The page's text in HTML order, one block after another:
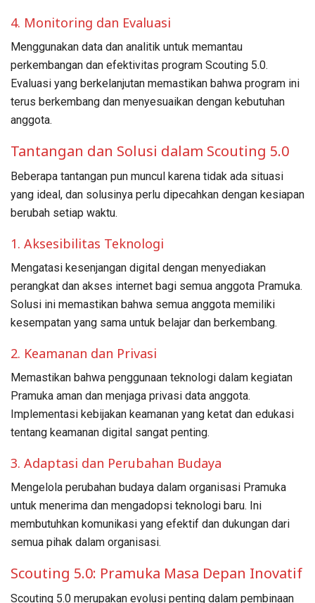
4. Monitoring dan Evaluasi
Menggunakan data dan analitik untuk memantau
perkembangan dan efektivitas program Scouting 5.0.
Evaluasi yang berkelanjutan memastikan bahwa program ini
terus berkembang dan menyesuaikan dengan kebutuhan
anggota.
Tantangan dan Solusi dalam Scouting 5.0
Beberapa tantangan pun muncul karena tidak ada situasi
yang ideal, dan solusinya perlu dipecahkan dengan kesiapan
berubah setiap waktu.
1. Aksesibilitas Teknologi
Mengatasi kesenjangan digital dengan menyediakan
perangkat dan akses internet bagi semua anggota Pramuka.
Solusi ini memastikan bahwa semua anggota memiliki
kesempatan yang sama untuk belajar dan berkembang.
2. Keamanan dan Privasi
Memastikan bahwa penggunaan teknologi dalam kegiatan
Pramuka aman dan menjaga privasi data anggota.
Implementasi kebijakan keamanan yang ketat dan edukasi
tentang keamanan digital sangat penting.
3. Adaptasi dan Perubahan Budaya
Mengelola perubahan budaya dalam organisasi Pramuka
untuk menerima dan mengadopsi teknologi baru. Ini
membutuhkan komunikasi yang efektif dan dukungan dari
semua pihak dalam organisasi.
Scouting 5.0: Pramuka Masa Depan Inovatif
Scouting 5.0 merupakan evolusi penting dalam pembinaan